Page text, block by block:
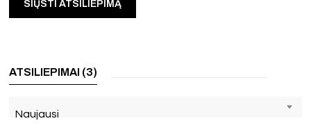
ATSILIEPIMAI (3)
Naujausi